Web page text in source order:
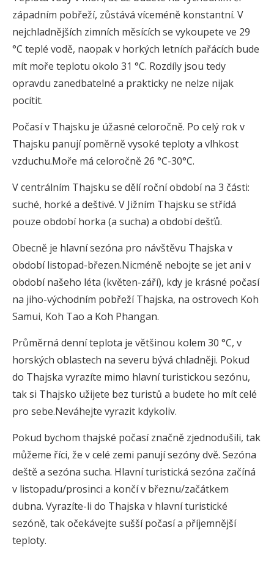
západním pobřeží, zůstává víceméně konstantní. V
nejchladnějších zimních měsících se vykoupete ve 29
°C teplé vodě, naopak v horkých letních pařácích bude
mít moře teplotu okolo 31 °C. Rozdíly jsou tedy
opravdu zanedbatelné a prakticky ne nelze nijak
pocítit.
Počasí v Thajsku je úžasné celoročně. Po celý rok v
Thajsku panují poměrně vysoké teploty a vlhkost
vzduchu.Moře má celoročně 26 °C-30°C.
V centrálním Thajsku se dělí roční období na 3 části:
suché, horké a deštivé. V Jižním Thajsku se střídá
pouze období horka (a sucha) a období dešťů.
Obecně je hlavní sezóna pro návštěvu Thajska v
období listopad-březen.Nicméně nebojte se jet ani v
období našeho léta (květen-září), kdy je krásné počasí
na jiho-východním pobřeží Thajska, na ostrovech Koh
Samui, Koh Tao a Koh Phangan.
Průměrná denní teplota je většinou kolem 30 °C, v
horských oblastech na severu bývá chladněji. Pokud
do Thajska vyrazíte mimo hlavní turistickou sezónu,
tak si Thajsko užijete bez turistů a budete ho mít celé
pro sebe.Neváhejte vyrazit kdykoliv.
Pokud bychom thajské počasí značně zjednodušili, tak
můžeme říci, že v celé zemi panují sezóny dvě. Sezóna
deště a sezóna sucha. Hlavní turistická sezóna začíná
v listopadu/prosinci a končí v březnu/začátkem
dubna. Vyrazíte-li do Thajska v hlavní turistické
sezóně, tak očekávejte sušší počasí a příjemnější
teploty.